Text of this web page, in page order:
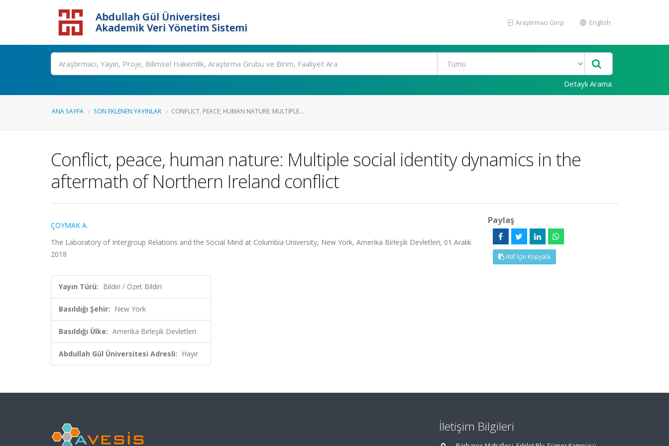
Abdullah Gül Üniversitesi
Akademik Veri Yönetim Sistemi
Araştırmacı Girişi English
Detaylı Arama
ANA SAYFA SON EKLENEN YAYINLAR CONFLICT, PEACE, HUMAN NATURE: MULTIPLE...
Conflict, peace, human nature: Multiple social identity dynamics in the
aftermath of Northern Ireland conflict
ÇOYMAK A.
The Laboratory of Intergroup Relations and the Social Mind at Columbia University, New York, Amerika Birleşik Devletleri, 01 Aralık
2018
Yayın Türü: Bildiri / Özet Bildiri
Basıldığı Şehir: New York
Basıldığı Ülke: Amerika Birleşik Devletleri
Abdullah Gül Üniversitesi Adresli: Hayır
Paylaş
Atıf İçin Kopyala
İletişim Bilgileri